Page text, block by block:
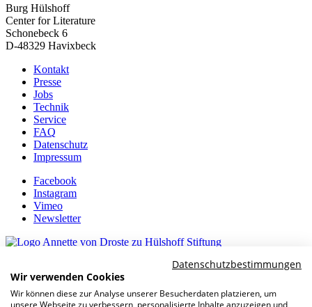
Burg Hülshoff
Center for Literature
Schonebeck 6
D-48329 Havixbeck
Kontakt
Presse
Jobs
Technik
Service
FAQ
Datenschutz
Impressum
Facebook
Instagram
Vimeo
Newsletter
Datenschutzbestimmungen
Wir verwenden Cookies
Wir können diese zur Analyse unserer Besucherdaten platzieren, um
unsere Webseite zu verbessern, personalisierte Inhalte anzuzeigen und